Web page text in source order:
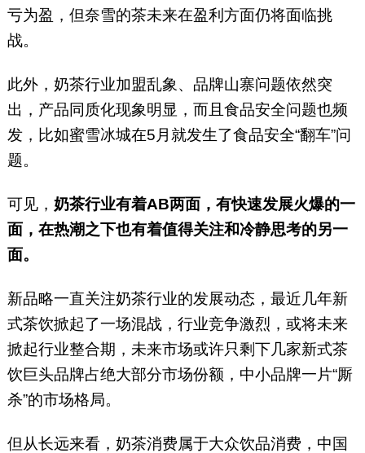
亏为盈，但奈雪的茶未来在盈利方面仍将面临挑
战。
此外，奶茶行业加盟乱象、品牌山寨问题依然突
出，产品同质化现象明显，而且食品安全问题也频
发，比如蜜雪冰城在5月就发生了食品安全“翻车”问
题。
可见， 奶茶行业有着AB两面，有快速发展火爆的一
面，在热潮之下也有着值得关注和冷静思考的另一
面。
新品略一直关注奶茶行业的发展动态，最近几年新
式茶饮掀起了一场混战，行业竞争激烈，或将未来
掀起行业整合期，未来市场或许只剩下几家新式茶
饮巨头品牌占绝大部分市场份额，中小品牌一片“厮
杀”的市场格局。
但从长远来看，奶茶消费属于大众饮品消费，中国